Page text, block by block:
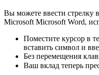
Вы можете ввести стрелку
Microsoft Microsoft Word,
Поместите курсор в
вставить символ и
Без перемещения
Ваш вклад теперь